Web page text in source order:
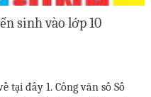
sinh vào lớp 10
tại đây 1. Công văn số Số